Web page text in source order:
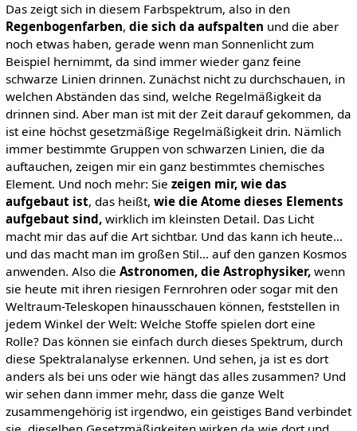
Das zeigt sich in diesem Farbspektrum, also in den
Regenbogenfarben, die sich da aufspalten und die aber
noch etwas haben, gerade wenn man Sonnenlicht zum
Beispiel hernimmt, da sind immer wieder ganz feine
schwarze Linien drinnen. Zunächst nicht zu durchschauen, in
welchen Abständen das sind, welche Regelmäßigkeit da
drinnen sind. Aber man ist mit der Zeit darauf gekommen, da
ist eine höchst gesetzmäßige Regelmäßigkeit drin. Nämlich
immer bestimmte Gruppen von schwarzen Linien, die da
auftauchen, zeigen mir ein ganz bestimmtes chemisches
Element. Und noch mehr: Sie zeigen mir, wie das
aufgebaut ist, das heißt, wie die Atome dieses Elements
aufgebaut sind,wirklich im kleinsten Detail. Das Licht
macht mir das auf die Art sichtbar. Und das kann ich heute...
und das macht man im großen Stil... auf den ganzen Kosmos
anwenden. Also die Astronomen, die Astrophysiker,wenn
sie heute mit ihren riesigen Fernrohren oder sogar mit den
Weltraum-Teleskopen hinausschauen können, feststellen in
jedem Winkel der Welt: Welche Stoffe spielen dort eine
Rolle? Das können sie einfach durch dieses Spektrum, durch
diese Spektralanalyse erkennen. Und sehen, ja ist es dort
anders als bei uns oder wie hängt das alles zusammen? Und
wir sehen dann immer mehr, dass die ganze Welt
zusammengehörig ist irgendwo, ein geistiges Band verbindet